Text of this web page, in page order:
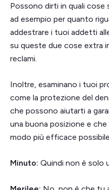
Possono dirti in quali cose
ad esempio per quanto
addestrare i tuoi addetti
su queste due cose extra
reclami.
Inoltre, esaminano i tuoi
come la protezione del
che possono aiutarti a
una buona posizione e
modo più efficace possibile.
Minuto: Quindi non è solo